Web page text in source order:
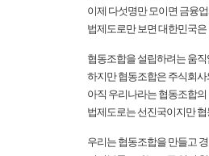
이제 다섯명만 모이면 금융
법제도로만 보면 대한민국
협동조합을 설립하려는 움
하지만 협동조합은 주식회
아직 우리나라는 협동조합
법제도로는 선진국이지만
우리는 협동조합을 만들고